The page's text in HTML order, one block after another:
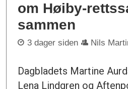
om Høiby-
sammen
3 dager siden Nils
Dagbladets Martine
Lena Lindgren og